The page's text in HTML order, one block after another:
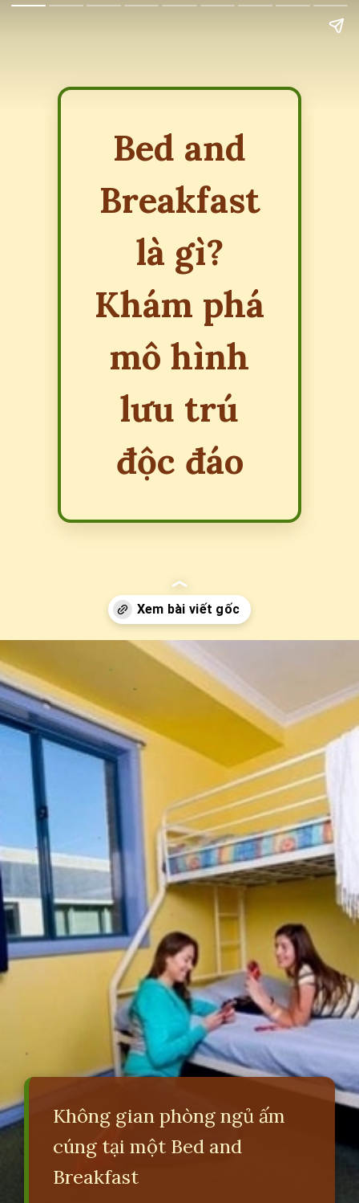
Bed and
Breakfast
là gì?
Khám phá
mô hình
lưu trú
độc đáo
https://erci.edu.vn/bed-and-breakfast-la-gi
Không gian phòng ngủ ấm
cúng tại một Bed and
Breakfast